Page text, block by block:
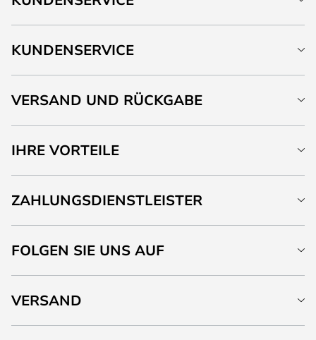
KUNDENSERVICE
VERSAND UND RÜCKGABE
IHRE VORTEILE
ZAHLUNGSDIENSTLEISTER
FOLGEN SIE UNS AUF
VERSAND